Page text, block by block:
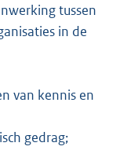
tussen
in de
van kennis en
gedrag;